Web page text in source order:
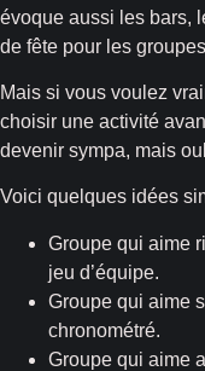
évoque aussi les bars,
de fête pour les
Mais si vous voulez
choisir une activité
devenir sympa, mais
Voici quelques idées
Groupe qui aime
jeu d’équipe.
Groupe qui aime
chronométré.
Groupe qui aime